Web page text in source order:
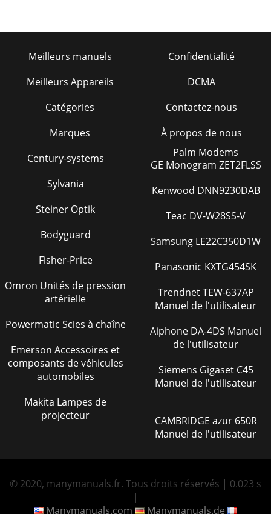
Meilleurs manuels
Meilleurs Appareils
Catégories
Marques
Confidentialité
DCMA
Contactez-nous
À propos de nous
Century-systems
Sylvania
Steiner Optik
Bodyguard
Fisher-Price
Omron Unités de pression
artérielle
Powermatic Scies à chaîne
Emerson Accessoires et
composants de véhicules
automobiles
Makita Lampes de
projecteur
Palm Modems
GE Monogram ZET2FLSS
Kenwood DNN9230DAB
Teac DV-W28SS-V
Samsung LE22C350D1W
Panasonic KXTG454SK
Trendnet TEW-637AP
Manuel de l'utilisateur
Aiphone DA-4DS Manuel
de l'utilisateur
Siemens Gigaset C45
Manuel de l'utilisateur
CAMBRIDGE azur 650R
Manuel de l'utilisateur
© 2020, manymanuals.fr. Tous droits réservés | 0.023 s
|
Manymanuals.com
Manymanuals.de